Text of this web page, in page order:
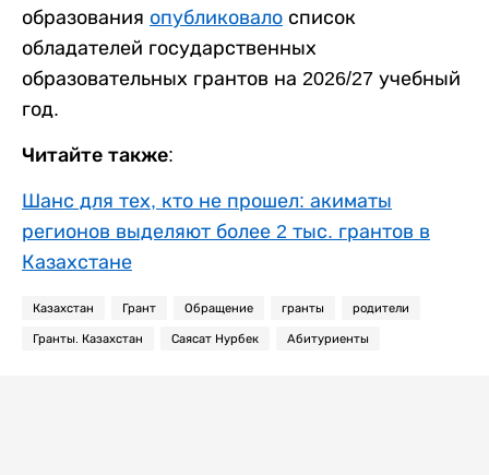
образования опубликовало список
обладателей государственных
образовательных грантов на 2026/27 учебный
год.
Читайте также:
Шанс для тех, кто не прошел: акиматы
регионов выделяют более 2 тыс. грантов в
Казахстане
Казахстан Грант Обращение гранты родители
Гранты. Казахстан Саясат Нурбек Абитуриенты